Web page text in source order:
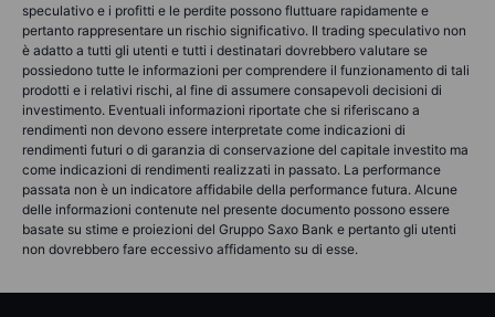
speculativo e i profitti e le perdite possono fluttuare rapidamente e
pertanto rappresentare un rischio significativo. Il trading speculativo non
è adatto a tutti gli utenti e tutti i destinatari dovrebbero valutare se
possiedono tutte le informazioni per comprendere il funzionamento di tali
prodotti e i relativi rischi, al fine di assumere consapevoli decisioni di
investimento. Eventuali informazioni riportate che si riferiscano a
rendimenti non devono essere interpretate come indicazioni di
rendimenti futuri o di garanzia di conservazione del capitale investito ma
come indicazioni di rendimenti realizzati in passato. La performance
passata non è un indicatore affidabile della performance futura. Alcune
delle informazioni contenute nel presente documento possono essere
basate su stime e proiezioni del Gruppo Saxo Bank e pertanto gli utenti
non dovrebbero fare eccessivo affidamento su di esse.